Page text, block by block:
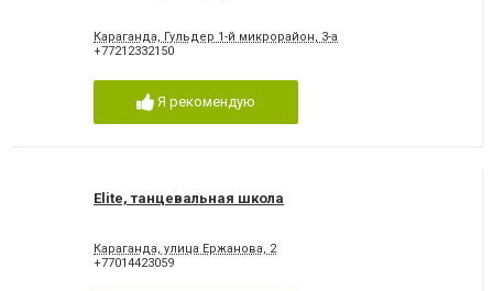
Караганда, Гульдер 1-й микрорайон, 3-а
+77212332150
Я рекомендую
Elite, танцевальная школа
Караганда, улица Ержанова, 2
+77014423059